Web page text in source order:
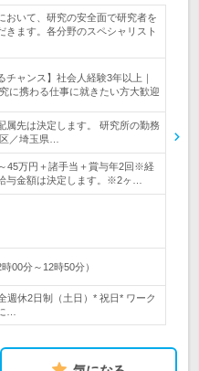
おいて、研究の安全面で研究者を
きます。各分野のスペシャリスト
チャンス】社会人経験3年以上｜
に携わる仕事に就きたい方大歓迎
属先は決定します。 研究所の勤務
／埼玉県…
45万円＋諸手当＋賞与年2回※経
与金額は決定します。※2ヶ…
00分～12時50分）
休2日制（土日）* 祝日* ワーク
…